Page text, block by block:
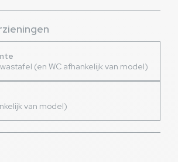
(en WC afhankelijk van model)
van model)